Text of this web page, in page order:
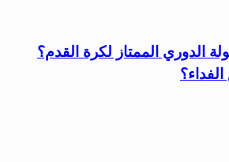
الدوري الممتاز لكرة القدم؟